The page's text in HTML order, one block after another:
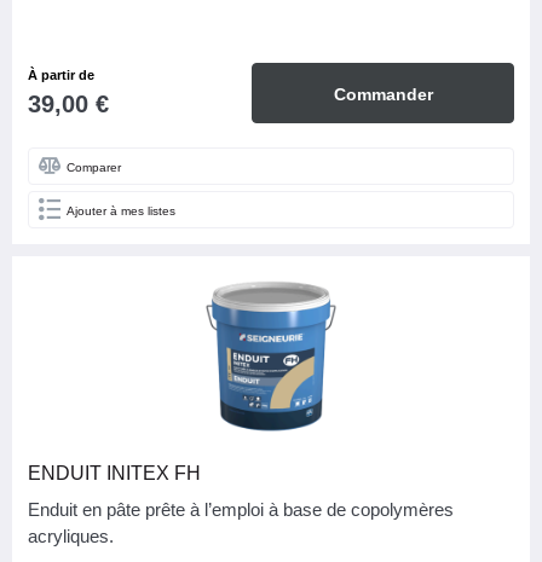
À partir de
39,00 € Commander
Comparer
Ajouter à mes listes
ENDUIT INITEX FH
Enduit en pâte prête à l’emploi à base de copolymères
acryliques.